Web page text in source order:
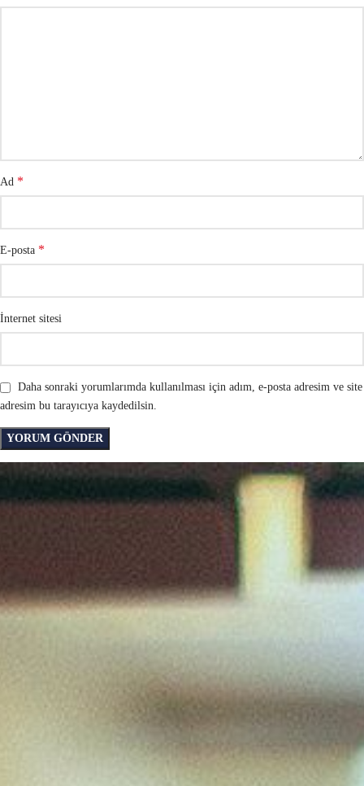
Ad *
E-posta *
İnternet sitesi
Daha sonraki yorumlarımda kullanılması için adım, e-posta adresim ve site
adresim bu tarayıcıya kaydedilsin.